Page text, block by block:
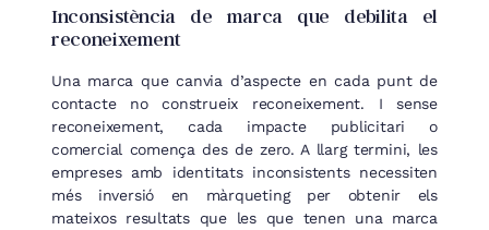
Inconsistència de marca que debilita el
reconeixement
Una marca que canvia d’aspecte en cada punt de
contacte no construeix reconeixement. I sense
reconeixement, cada impacte publicitari o
comercial comença des de zero. A llarg termini, les
empreses amb identitats inconsistents necessiten
més inversió en màrqueting per obtenir els
mateixos resultats que les que tenen una marca